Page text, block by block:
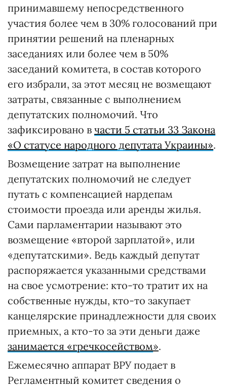
принимавшему непосредственного
участия более чем в 30% голосований при
принятии решений на пленарных
заседаниях или более чем в 50%
заседаний комитета, в состав которого
его избрали, за этот месяц не возмещают
затраты, связанные с выполнением
депутатских полномочий. Что
зафиксировано в части 5 статьи 33 Закона
«О статусе народного депутата Украины».
Возмещение затрат на выполнение
депутатских полномочий не следует
путать с компенсацией нардепам
стоимости проезда или аренды жилья.
Сами парламентарии называют это
возмещение «второй зарплатой», или
«депутатскими». Ведь каждый депутат
распоряжается указанными средствами
на свое усмотрение: кто-то тратит их на
собственные нужды, кто-то закупает
канцелярские принадлежности для своих
приемных, а кто-то за эти деньги даже
занимается «гречкосейством».
Ежемесячно аппарат ВРУ подает в
Регламентный комитет сведения о